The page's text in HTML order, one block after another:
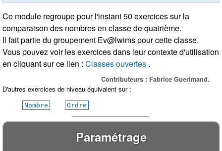
Ce module regroupe pour l'instant 50 exercices sur la
comparaison des nombres en classe de quatrième.
Il fait partie du groupement Ev@lwims pour cette classe.
Vous pouvez voir les exercices dans leur contexte d'utilisation
en cliquant sur ce lien : Classes ouvertes .
Contributeurs : Fabrice Guerimand.
D'autres exercices de niveau équivalent sur :
Nombre Ordre
Paramétrage